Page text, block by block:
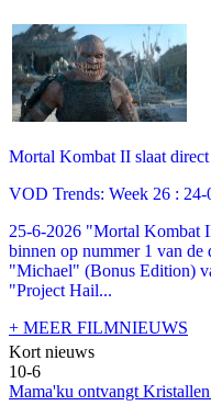
Mortal Kombat II slaat
VOD Trends: Week 26 : 24-
25-6-2026 "Mortal Kombat
binnen op nummer 1 van
"Michael" (Bonus Edition)
"Project Hail...
+ MEER FILMNIEUWS
Kort nieuws
10-6
Mama'ku ontvangt